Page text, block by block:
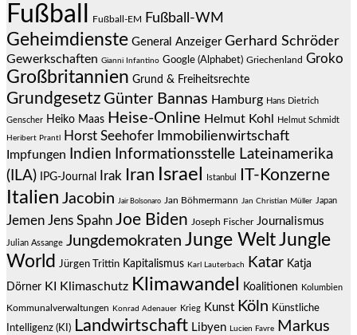
Fußball Fußball-EM Fußball-WM
Geheimdienste General Anzeiger Gerhard Schröder
Gewerkschaften Gianni Infantino Google (Alphabet) Griechenland Groko
Großbritannien Grund & Freiheitsrechte
Grundgesetz Günter Bannas Hamburg Hans Dietrich
Genscher Heiko Maas Heise-Online Helmut Kohl Helmut Schmidt
Heribert Prantl Horst Seehofer Immobilienwirtschaft
Impfungen Indien Informationsstelle Lateinamerika
(ILA)
IPG-Journal Irak Iran Israel Istanbul IT-Konzerne
Italien Jacobin Jair Bolsonaro Jan Böhmermann Jan Christian Müller Japan
Jemen Jens Spahn Joe Biden Joseph Fischer Journalismus
Julian Assange Jungdemokraten Junge WeltJungle
World Jürgen Trittin Kapitalismus Karl Lauterbach Katar Katja
Dörner KI Klimaschutz Klimawandel Koalitionen Kolumbien
Kommunalverwaltungen Konrad Adenauer Krieg Kunst Köln Künstliche
Intelligenz (KI) Landwirtschaft Libyen Lucien Favre
Markus